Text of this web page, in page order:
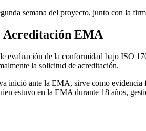
semana del proyecto, junto con la
Acreditación EMA
evaluación de la conformidad bajo ISO
la solicitud de acreditación.
inició ante la EMA, sirve como
estuvo en la EMA durante 18 años,